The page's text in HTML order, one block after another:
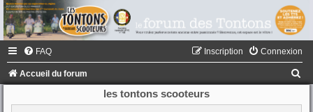
FAQ Connexion
Inscription
Accueil du forum
les tontons scooteurs